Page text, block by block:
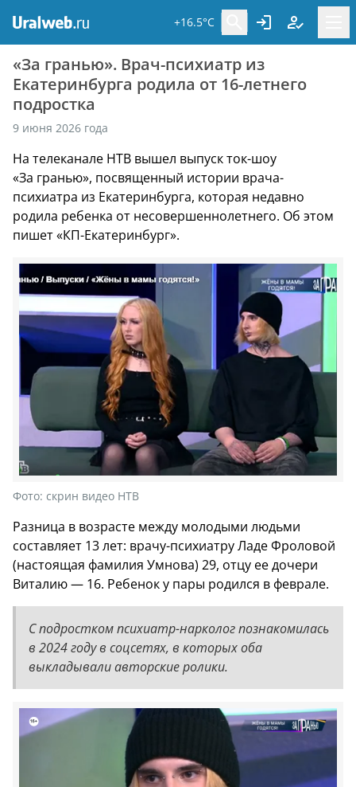
+16.5°C
«За гранью». Врач-психиатр из
Екатеринбурга родила от 16-летнего
подростка
9 июня 2026 года
На телеканале НТВ вышел выпуск ток-шоу
«За гранью», посвященный истории врача-
психиатра из Екатеринбурга, которая недавно
родила ребенка от несовершеннолетнего. Об этом
пишет «КП-Екатеринбург».
Фото: скрин видео НТВ
Разница в возрасте между молодыми людьми
составляет 13 лет: врачу-психиатру Ладе Фроловой
(настоящая фамилия Умнова) 29, отцу ее дочери
Виталию — 16. Ребенок у пары родился в феврале.
С подростком психиатр-нарколог познакомилась
в 2024 году в соцсетях, в которых оба
выкладывали авторские ролики.